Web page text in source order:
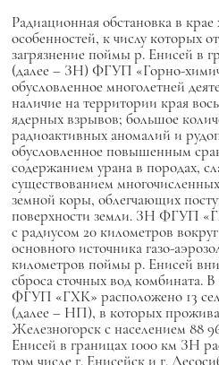
Радиационная обстановка в крае
особенностей, к числу которых
загрязнение поймы р. Енисей в
(далее – ЗН) ФГУП «Горно-
обусловленное многолетней
наличие на территории края
ядерных взрывов; большое
радиоактивных аномалий и
обусловленное повышенным
содержанием урана в породах,
существованием
земной коры, облегчающих
поверхности земли. ЗН ФГУП
с радиусом 20 километров
основного источника газо-
километров поймы р. Енисей
сброса сточных вод комбината.
ФГУП «ГХК» расположено 13
(далее – НП), в которых
Железногорск с населением 88
Енисей в границах 1000 км ЗН
том числе г. Енисейск и г.